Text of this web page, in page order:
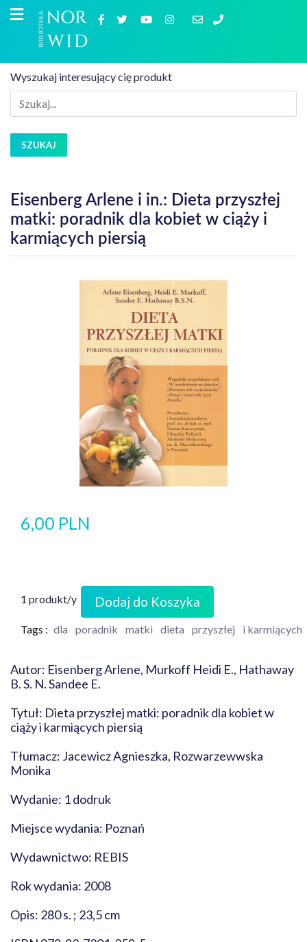
Wyszukaj interesujący cię produkt
SZUKAJ
Eisenberg Arlene i in.: Dieta przyszłej
matki: poradnik dla kobiet w ciąży i
karmiących piersią
6,00 PLN
1 produkt/y Dodaj do Koszyka
Tags : dla poradnik matki dieta przyszłej i karmiących
Autor: Eisenberg Arlene, Murkoff Heidi E., Hathaway
B. S. N. Sandee E.
Tytuł: Dieta przyszłej matki: poradnik dla kobiet w
ciąży i karmiących piersią
Tłumacz: Jacewicz Agnieszka, Rozwarzewwska
Monika
Wydanie: 1 dodruk
Miejsce wydania: Poznań
Wydawnictwo: REBIS
Rok wydania: 2008
Opis: 280 s. ; 23,5 cm